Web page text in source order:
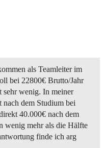
als Teamleiter im
bei 22800€ Brutto/Jahr
sehr wenig. In meiner
nach dem Studium bei
40.000€ nach dem
wenig mehr als die Hälfte
finde ich arg